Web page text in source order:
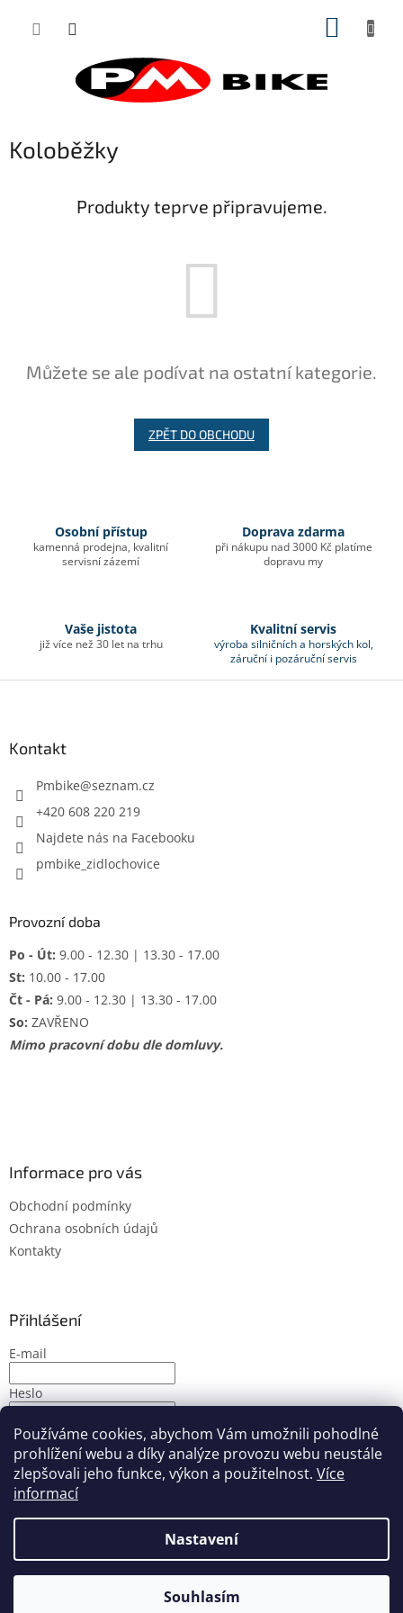
Používáme cookies, abychom Vám umožnili pohodlné
prohlížení webu a díky analýze provozu webu neustále
zlepšovali jeho funkce, výkon a použitelnost. Více
informací
Nastavení
Souhlasím
Koloběžky
Produkty teprve připravujeme.
Můžete se ale podívat na ostatní kategorie.
ZPĚT DO OBCHODU
Osobní přístup
kamenná prodejna, kvalitní
servisní zázemí
Doprava zdarma
při nákupu nad 3000 Kč platíme
dopravu my
Vaše jistota
již více než 30 let na trhu
Kvalitní servis
výroba silničních a horských kol,
záruční i pozáruční servis
Kontakt
Pmbike@seznam.cz
+420 608 220 219
Najdete nás na Facebooku
pmbike_zidlochovice
Provozní doba
Po - Út: 9.00 - 12.30 | 13.30 - 17.00
St: 10.00 - 17.00
Čt - Pá: 9.00 - 12.30 | 13.30 - 17.00
So: ZAVŘENO
Mimo pracovní dobu dle domluvy.
Informace pro vás
Obchodní podmínky
Ochrana osobních údajů
Kontakty
Přihlášení
E-mail
Heslo
PŘIHLÁSIT SE
Nová registrace Zapomenuté heslo
Vytvořil Shoptet
PMbike. Všechna práva vyhrazena.